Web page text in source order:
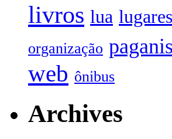
livros lua lugares
organização
web ônibus
Archives